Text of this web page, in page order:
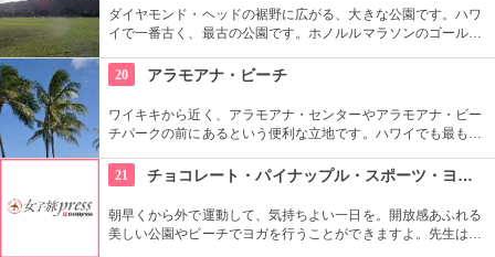
ダイヤモンド・ヘッドの裾野に広がる、大きな公園です。ハワ
イで一番古く、最古の公園です。ホノルルマラソンのゴール地
て、クイーン・カピオラニの名前が冠せられました。
20 アラモアナ・ビーチ
ワイキキから近く、アラモアナ・センターやアラモアナ・ビー
チパークの前にあるという便利な立地です。ハワイでも最も美
はバーベキューやピクニックをしている人も見られます。
21 チョコレート・パイナップル・スポーツ・ヨガ・スタジオ
朝早くから外で運動して、気持ちよい一日を。開放感あふれる
美しい公園やビーチでヨガを行うことができますよ。先生は日